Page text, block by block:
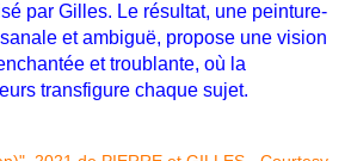
par Gilles. Le résultat, une peinture-
et ambiguë, propose une vision
et troublante, où la
transfigure chaque sujet.